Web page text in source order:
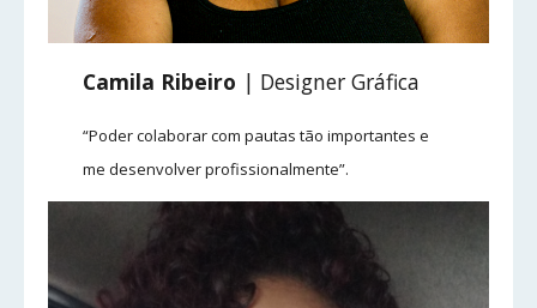
Camila Ribeiro | Designer Gráfica
“Poder colaborar com pautas tão importantes e
me desenvolver profissionalmente”.